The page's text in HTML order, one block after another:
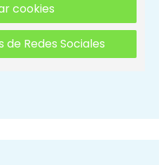
cookies
Redes Sociales